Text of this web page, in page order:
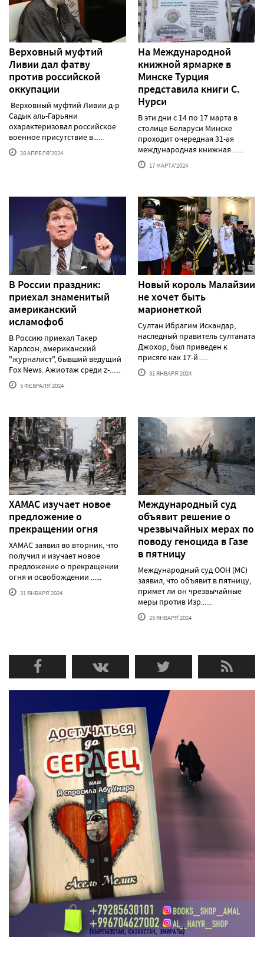
Верховный муфтий
Ливии дал фатву
против российской
оккупации
Верховный муфтий Ливии д-р
Садык аль-Гарьяни
охарактеризовал российское
военное присутствие в......
28 АПРЕЛЯ'2024
На Международной
книжной ярмарке в
Минске Турция
представила книги С.
Нурси
В эти дни с 14 по 17 марта в
столице Беларуси Минске
проходит очередная 31-ая
международная книжная ......
17 МАРТА'2024
В России праздник:
приехал знаменитый
американский
исламофоб
В Россию приехал Такер
Карлсон, американский
"журналист", бывший ведущий
Fox News. Ажиотаж среди z-......
5 ФЕВРАЛЯ'2024
Новый король Малайзии
не хочет быть
марионеткой
Султан Ибрагим Искандар,
наследный правитель султаната
Джохор, был приведен к
присяге как 17-й......
31 ЯНВАРЯ'2024
ХАМАС изучает новое
предложение о
прекращении огня
ХАМАС заявил во вторник, что
получил и изучает новое
предложение о прекращении
огня и освобождении ......
31 ЯНВАРЯ'2024
Международный суд
объявит решение о
чрезвычайных мерах по
поводу геноцида в Газе
в пятницу
Международный суд ООН (МС)
заявил, что объявит в пятницу,
примет ли он чрезвычайные
меры против Изр......
25 ЯНВАРЯ'2024